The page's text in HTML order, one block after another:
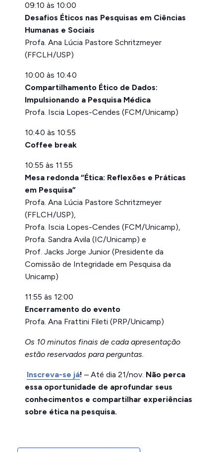
09:10 às 10:00
Desafios Éticos nas Pesquisas em Ciências
Humanas e Sociais
Profa. Ana Lúcia Pastore Schritzmeyer
(FFCLH/USP)
10:00 às 10:40
Compartilhamento Ético de Dados:
Impulsionando a Pesquisa Médica
Profa. Iscia Lopes-Cendes (FCM/Unicamp)
10:40 às 10:55
Coffee break
10:55 às 11:55
Mesa redonda “Ética: Reflexões e Práticas
em Pesquisa”
Profa. Ana Lúcia Pastore Schritzmeyer
(FFLCH/USP),
Profa. Iscia Lopes-Cendes (FCM/Unicamp),
Profa. Sandra Avila (IC/Unicamp) e
Prof. Jacks Jorge Junior (Presidente da
Comissão de Integridade em Pesquisa da
Unicamp)
11:55 às 12:00
Encerramento do evento
Profa. Ana Frattini Fileti (PRP/Unicamp)
Os 10 minutos finais de cada apresentação
estão reservados para perguntas.
Inscreva-se já! – Até dia 21/nov. Não perca
essa oportunidade de aprofundar seus
conhecimentos e compartilhar experiências
sobre ética na pesquisa.